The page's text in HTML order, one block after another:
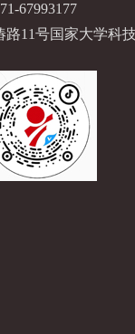
67993177
11号国家大学科